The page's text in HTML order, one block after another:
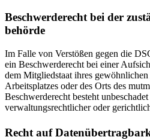
Beschwerde­recht bei der
behörde
Im Falle von Verstößen gegen die
ein Beschwerderecht bei einer
dem Mitgliedstaat ihres
Arbeitsplatzes oder des Orts des
Beschwerderecht besteht
verwaltungsrechtlicher oder
Recht auf